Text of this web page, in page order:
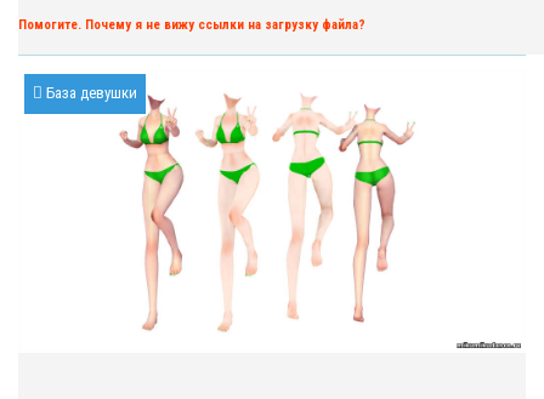
Помогите. Почему я не вижу ссылки на загрузку файла?
База девушки